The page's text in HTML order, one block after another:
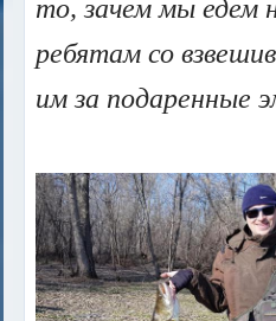
то, зачем мы едем
ребятам со
им за подаренные